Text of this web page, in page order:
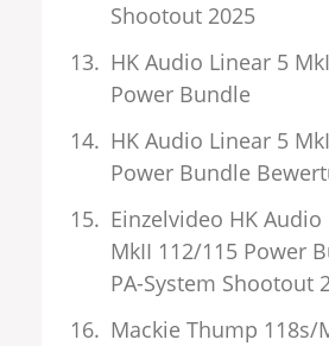
Shootout 2025
HK Audio Linear 5
Power Bundle
HK Audio Linear 5
Power Bundle
Einzelvideo HK Audio
MkII 112/115 Power
PA-System Shootout
Mackie Thump 118s/